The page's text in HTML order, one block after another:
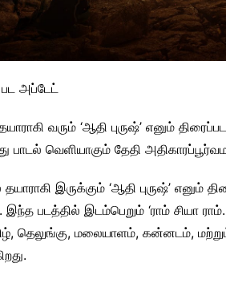
பட அப்டேட்
தயாராகி வரும் ‘ஆதி புருஷ்’ எனும்
வெளியாகும் தேதி
இருக்கும் ‘ஆதி புருஷ்’ எனும்
இந்த படத்தில் இடம்பெறும் ‘ராம் சியா
தெலுங்கு, மலையாளம், கன்னடம்,